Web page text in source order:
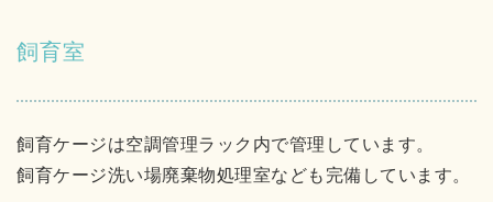
飼育室
飼育ケージは空調管理ラック内で管理しています。
飼育ケージ洗い場廃棄物処理室なども完備しています。